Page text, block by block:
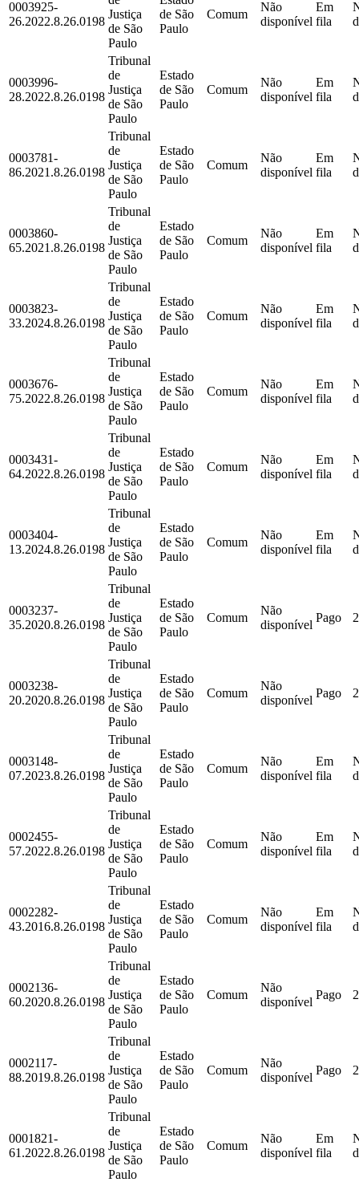
0003925-
26.2022.8.26.0198
Justiça
de São
Paulo
de São
Paulo
Comum
Não
disponível
Em
fila
0003996-
28.2022.8.26.0198
Tribunal
de
Justiça
de São
Paulo
Estado
de São
Paulo
Comum
Não
disponível
Em
fila
0003781-
86.2021.8.26.0198
Tribunal
de
Justiça
de São
Paulo
Estado
de São
Paulo
Comum
Não
disponível
Em
fila
0003860-
65.2021.8.26.0198
Tribunal
de
Justiça
de São
Paulo
Estado
de São
Paulo
Comum
Não
disponível
Em
fila
0003823-
33.2024.8.26.0198
Tribunal
de
Justiça
de São
Paulo
Estado
de São
Paulo
Comum
Não
disponível
Em
fila
0003676-
75.2022.8.26.0198
Tribunal
de
Justiça
de São
Paulo
Estado
de São
Paulo
Comum
Não
disponível
Em
fila
0003431-
64.2022.8.26.0198
Tribunal
de
Justiça
de São
Paulo
Estado
de São
Paulo
Comum
Não
disponível
Em
fila
0003404-
13.2024.8.26.0198
Tribunal
de
Justiça
de São
Paulo
Estado
de São
Paulo
Comum
Não
disponível
Em
fila
0003237-
35.2020.8.26.0198
Tribunal
de
Justiça
de São
Paulo
Estado
de São
Paulo
Comum
Não
disponível
Pago
0003238-
20.2020.8.26.0198
Tribunal
de
Justiça
de São
Paulo
Estado
de São
Paulo
Comum
Não
disponível
Pago
0003148-
07.2023.8.26.0198
Tribunal
de
Justiça
de São
Paulo
Estado
de São
Paulo
Comum
Não
disponível
Em
fila
0002455-
57.2022.8.26.0198
Tribunal
de
Justiça
de São
Paulo
Estado
de São
Paulo
Comum
Não
disponível
Em
fila
0002282-
43.2016.8.26.0198
Tribunal
de
Justiça
de São
Paulo
Estado
de São
Paulo
Comum
Não
disponível
Em
fila
0002136-
60.2020.8.26.0198
Tribunal
de
Justiça
de São
Paulo
Estado
de São
Paulo
Comum
Não
disponível
Pago
0002117-
88.2019.8.26.0198
Tribunal
de
Justiça
de São
Paulo
Estado
de São
Paulo
Comum
Não
disponível
Pago
0001821-
61.2022.8.26.0198
Tribunal
de
Justiça
de São
Paulo
Estado
de São
Paulo
Comum
Não
disponível
Em
fila